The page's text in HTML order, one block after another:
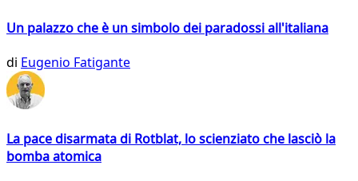
Un palazzo che è un simbolo dei paradossi all'italiana
di Eugenio Fatigante
La pace disarmata di Rotblat, lo scienziato che lasciò la
bomba atomica